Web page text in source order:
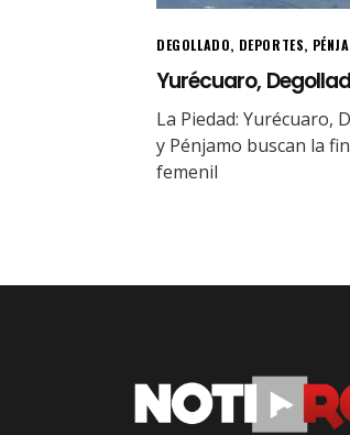
DEGOLLADO, DEPORTES,
Yurécuaro,
La Piedad: Yurécuaro,
y Pénjamo buscan la
femenil